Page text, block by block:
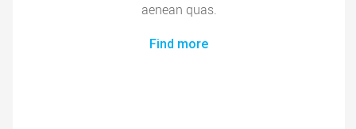
aenean quas.
Find more